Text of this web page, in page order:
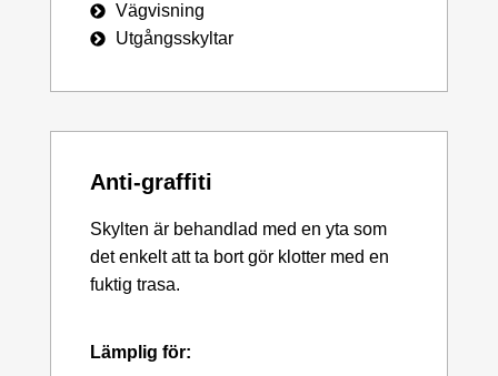
Vägvisning
Utgångsskyltar
Anti-graffiti
Skylten är behandlad med en yta som
det enkelt att ta bort gör klotter med en
fuktig trasa.
Lämplig för: